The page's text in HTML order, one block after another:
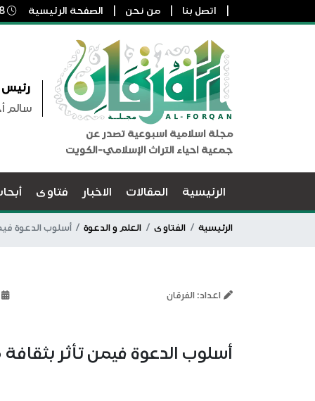
اتصل بنا من نحن الصفحة الرئيسية
مجلة اسلامية اسبوعية تصدر عن
جمعية احياء التراث الإسلامي-الكويت
رئيس
سالم
الرئيسية المقالات الاخبار فتاوى
الرئيسية الفتاوى العلم و الدعوة أسلوب الدعوة
اعداد: الفرقان
أسلوب الدعوة فيمن تأثر بثقافة